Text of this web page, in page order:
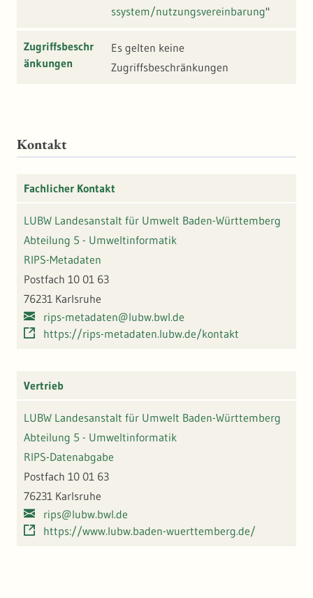
ssystem/nutzungsvereinbarung"
Zugriffsbeschr
änkungen
Es gelten keine
Zugriffsbeschränkungen
Kontakt
Fachlicher Kontakt
LUBW Landesanstalt für Umwelt Baden-Württemberg
Abteilung 5 - Umweltinformatik
RIPS-Metadaten
Postfach 10 01 63
76231 Karlsruhe
rips-metadaten@lubw.bwl.de
https://rips-metadaten.lubw.de/kontakt
Vertrieb
LUBW Landesanstalt für Umwelt Baden-Württemberg
Abteilung 5 - Umweltinformatik
RIPS-Datenabgabe
Postfach 10 01 63
76231 Karlsruhe
rips@lubw.bwl.de
https://www.lubw.baden-wuerttemberg.de/